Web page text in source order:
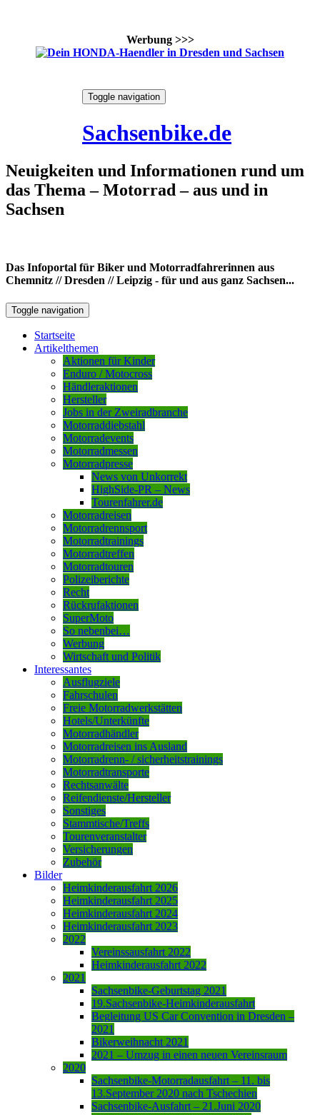
Werbung >>>
Toggle navigation
Sachsenbike.de
Neuigkeiten und Informationen rund um
das Thema – Motorrad – aus und in
Sachsen
Das Infoportal für Biker und Motorradfahrerinnen aus
Chemnitz // Dresden // Leipzig - für und aus ganz Sachsen...
Toggle navigation
Startseite
Artikelthemen
Aktionen für Kinder
Enduro / Motocross
Händleraktionen
Hersteller
Jobs in der Zweiradbranche
Motorraddiebstahl
Motorradevents
Motorradmessen
Motorradpresse
News von Unkorrekt
HighSide-PR – News
Tourenfahrer.de
Motorradreisen
Motorradrennsport
Motorradtrainings
Motorradtreffen
Motorradtouren
Polizeiberichte
Recht
Rückrufaktionen
SuperMoto
So nebenbei…
Werbung
Wirtschaft und Politik
Interessantes
Ausflugziele
Fahrschulen
Freie Motorradwerkstätten
Hotels/Unterkünfte
Motorradhändler
Motorradreisen ins Ausland
Motorradrenn- / sicherheitstrainings
Motorradtransporte
Rechtsanwälte
Reifendienste/Hersteller
Sonstiges
Stammtische/Treffs
Tourenveranstalter
Versicherungen
Zubehör
Bilder
Heimkinderausfahrt 2026
Heimkinderausfahrt 2025
Heimkinderausfahrt 2024
Heimkinderausfahrt 2023
2022
Vereinssausfahrt 2022
Heimkinderausfahrt 2022
2021
Sachsenbike-Geburtstag 2021
19.Sachsenbike-Heimkinderausfahrt
Begleitung US Car Convention in Dresden –
2021
Bikerweihnacht 2021
2021 – Umzug in einen neuen Vereinsraum
2020
Sachsenbike-Motorradausfahrt – 11. bis
13.September 2020 nach Tschechien
Sachsenbike-Ausfahrt – 21.Juni 2020